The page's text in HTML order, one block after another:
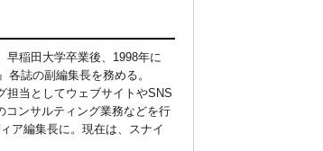
早稲田大学卒業後、1998年に
誌の副編集長を務める。
担当としてウェブサイトやSNS
コンサルティング業務などを行
ア編集長に。現在は、スナイ